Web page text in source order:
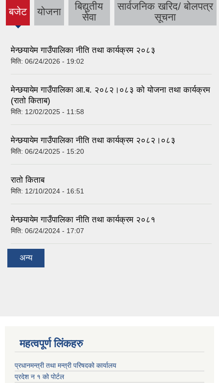
बजेट
(active
tab)
योजना
बिद्युतीय
सेवा
सार्वजनिक खरिद/ बोलपत्र
सूचना
मेन्छयायेम गाउँपालिका नीति तथा कार्यक्रम २०८३
मिति: 06/24/2026 - 19:02
मेन्छयायेम गाउँपालिका आ.ब. २०८२।०८३ को योजना तथा कार्यक्रम
(रातो किताब)
मिति: 12/02/2025 - 11:58
मेन्छयायेम गाउँपालिका नीति तथा कार्यक्रम २०८२।०८३
मिति: 06/24/2025 - 15:20
रातो किताब
मिति: 12/10/2024 - 16:51
मेन्छयायेम गाउँपालिका नीति तथा कार्यक्रम २०८१
मिति: 06/24/2024 - 17:07
अन्य
महत्वपूर्ण लिंकहरु
प्रधानमन्त्री तथा मन्त्री परिषदको कार्यालय
प्रदेश न‌‍ १ को पोर्टल